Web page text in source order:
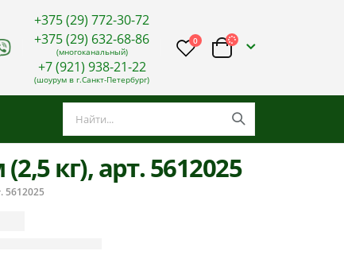
+375 (29) 772-30-72
+375 (29) 632-68-86
(многоканальный)
+7 (921) 938-21-22
(шоурум в г.Санкт-Петербург)
0
кг), арт. 5612025
5612025